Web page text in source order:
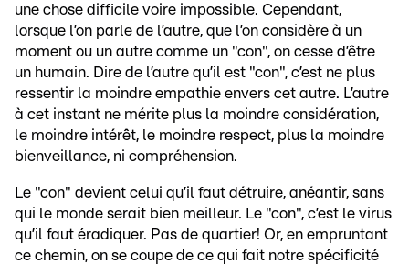
une chose difficile voire impossible. Cependant,
lorsque l’on parle de l’autre, que l’on considère à un
moment ou un autre comme un "con", on cesse d’être
un humain. Dire de l’autre qu’il est "con", c’est ne plus
ressentir la moindre empathie envers cet autre. L’autre
à cet instant ne mérite plus la moindre considération,
le moindre intérêt, le moindre respect, plus la moindre
bienveillance, ni compréhension.
Le "con" devient celui qu’il faut détruire, anéantir, sans
qui le monde serait bien meilleur. Le "con", c’est le virus
qu’il faut éradiquer. Pas de quartier! Or, en empruntant
ce chemin, on se coupe de ce qui fait notre spécificité